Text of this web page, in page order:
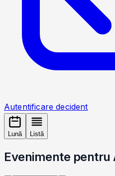
Autentificare decident
Lună Listă
Evenimente